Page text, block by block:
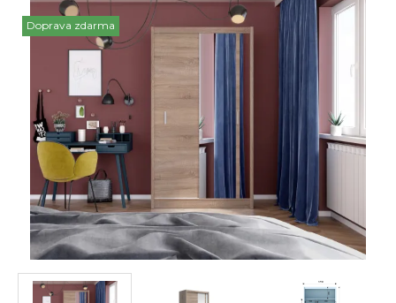
Doprava zdarma